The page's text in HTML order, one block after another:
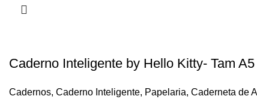
Caderno Inteligente by Hello Kitty- Tam A5
Cadernos, Caderno Inteligente, Papelaria, Caderneta de